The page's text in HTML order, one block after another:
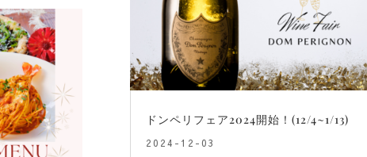
ドンペリフェア2024開始！(12/4~1/13)
2024-12-03